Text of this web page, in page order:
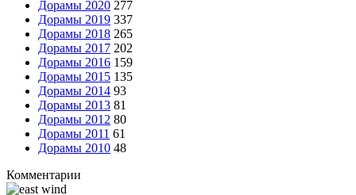
Дорамы 2020 277
Дорамы 2019 337
Дорамы 2018 265
Дорамы 2017 202
Дорамы 2016 159
Дорамы 2015 135
Дорамы 2014 93
Дорамы 2013 81
Дорамы 2012 80
Дорамы 2011 61
Дорамы 2010 48
Комментарии